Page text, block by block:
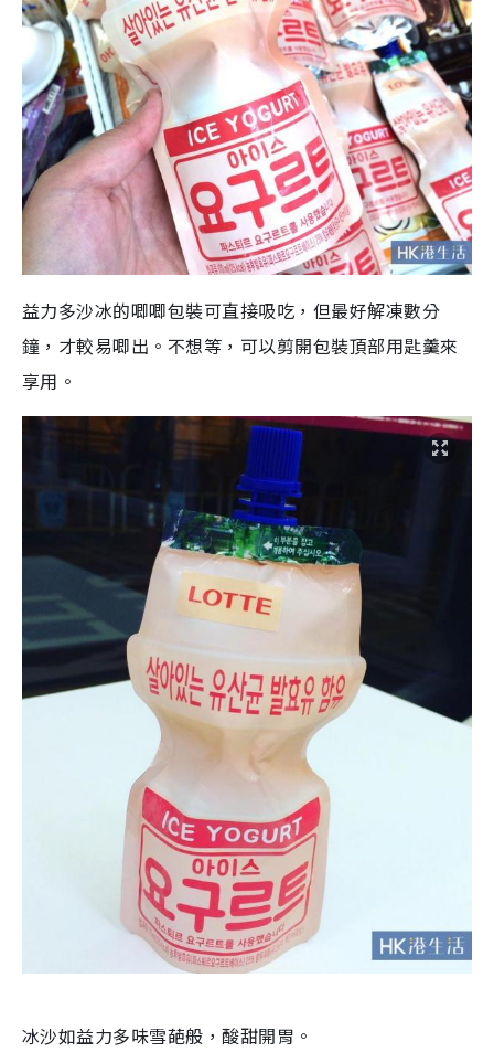
益力多沙冰的唧唧包裝可直接吸吃，但最好解凍數分
鐘，才較易唧出。不想等，可以剪開包裝頂部用匙羹來
享用。
冰沙如益力多味雪葩般，酸甜開胃。